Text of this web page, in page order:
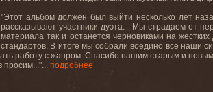
"Этот альбом должен был выйти несколько лет
рассказывают участники дуэта. - Мы страдаем от
материала так и останется черновиками на
стандартов. В итоге мы собрали воедино все наши
работу с жанром. Спасибо нашим старым и
просим..."... подробнее